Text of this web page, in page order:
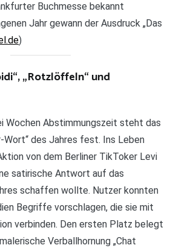
Buchmesse bekannt
Jahr gewann der Ausdruck „Das
)
„Rotzlöffeln“ und
Wochen Abstimmungszeit steht das
Wort“ des Jahres fest. Ins Leben
von dem Berliner TikToker Levi
satirische Antwort auf das
schaffen wollte. Nutzer konnten
Begriffe vorschlagen, die sie mit
verbinden. Den ersten Platz belegt
Verballhornung „Chat